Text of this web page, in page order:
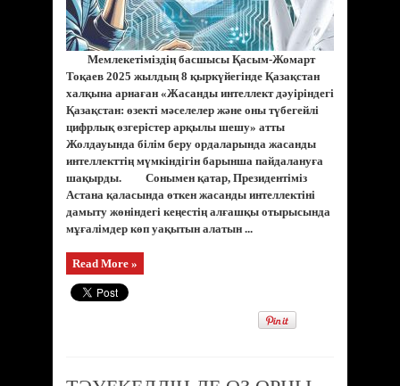
Мемлекетіміздің басшысы Қасым-Жомарт
Тоқаев 2025 жылдың 8 қыркүйегінде Қазақстан
халқына арнаған «Жасанды интеллект дәуіріндегі
Қазақстан: өзекті мәселелер және оны түбегейлі
цифрлық өзгерістер арқылы шешу» атты
Жолдауында білім беру ордаларында жасанды
интеллекттің мүмкіндігін барынша пайдалануға
шақырды. Сонымен қатар, Президентіміз
Астана қаласында өткен жасанды интеллектіні
дамыту жөніндегі кеңестің алғашқы отырысында
мұғалімдер көп уақытын алатын ...
Read More »